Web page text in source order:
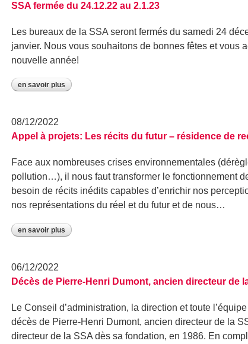
SSA fermée du 24.12.22 au 2.1.23
Les bureaux de la SSA seront fermés du samedi 24
janvier. Nous vous souhaitons de bonnes fêtes et vous
nouvelle année!
en savoir plus
08/12/2022
Appel à projets: Les récits du futur – résidence de
Face aux nombreuses crises environnementales
pollution…), il nous faut transformer le fonctionnement
besoin de récits inédits capables d’enrichir nos
nos représentations du réel et du futur et de nous…
en savoir plus
06/12/2022
Décès de Pierre-Henri Dumont, ancien directeur de
Le Conseil d’administration, la direction et toute
décès de Pierre-Henri Dumont, ancien directeur de la
directeur de la SSA dès sa fondation, en 1986. En